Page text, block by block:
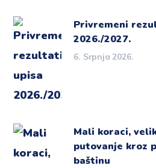
Privremeni
2026./2027.
6. Srpnja 2026.
Mali koraci,
putovanje kroz
baštinu